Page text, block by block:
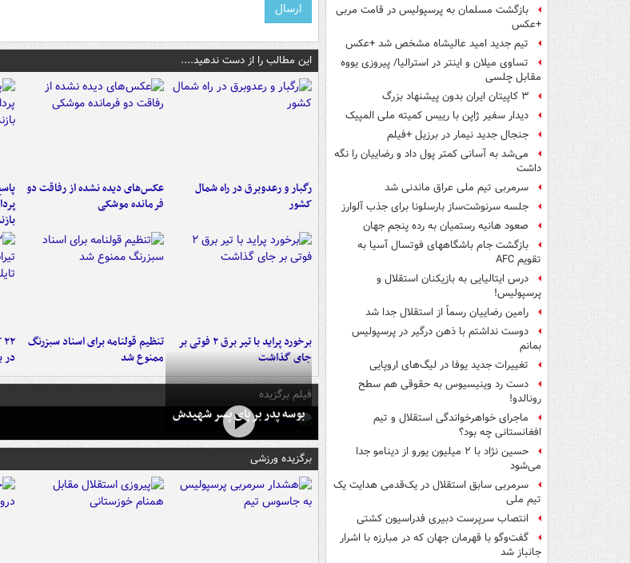
بازگشت مسلمان به پرسپولیس در قامت مربی
+عکس
تیم جدید امید عالیشاه مشخص شد +عکس
تساوی میلان و اینتر در استرالیا/ پیروزی یووه
مقابل چلسی
۳ کاپیتان ایران بدون پیشنهاد بزرگ
دیدار سفیر ژاپن با رییس کمیته ملی المپیک
جنجال جدید نیمار در برزیل +فیلم
می‌شد به آسانی کمتر پول داد و رضاییان را نگه
داشت
سرمربی تیم ملی عراق ماندنی شد
جلسه سرنوشت‌ساز بارسلونا برای جذب آلوارز
صعود هانیه رستمیان به رده پنجم جهان
بازگشت جام باشگاههای فوتسال آسیا به
تقویم AFC
درس ایتالیایی‌ به بازیکنان استقلال و
پرسپولیس!
رامین رضاییان رسماً از استقلال جدا شد
دوست نداشتم با ذهن درگیر در پرسپولیس
بمانم
تغییرات جدید یوفا در لیگ‌های اروپایی
دست رد وینیسیوس به حقوقی هم سطح
رونالدو!
ماجرای خواهرخواندگی استقلال و تیم
افغانستانی چه بود؟
حسین نژاد با ۲ میلیون یورو از دینامو جدا
می‌شود
سرمربی سابق استقلال در یک‌قدمی هدایت یک
تیم ملی
انتصاب سرپرست دبیری فدراسیون کشتی
گفت‌وگو با قهرمان جهان که در مبارزه با اشرار
جانباز شد
این مطالب را از دست ندهید....
رگبار و رعدوبرق در راه شمال
کشور
عکس‌های دیده نشده از رفاقت دو
فرمانده‌ موشکی
برخورد پراید با تیر برق ۲ فوتی بر
جای گذاشت
تنظیم قولنامه برای اسناد سبزرنگ
ممنوع شد
در
فیلم برگزیده
بوسه‌ پدر بر پای پسر شهیدش
برگزیده ورزشی